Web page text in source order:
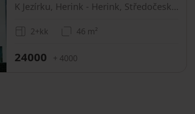
K Jezírku, Herink - Herink, Středočeský kraj
2+kk 46 m²
24000 + 4000